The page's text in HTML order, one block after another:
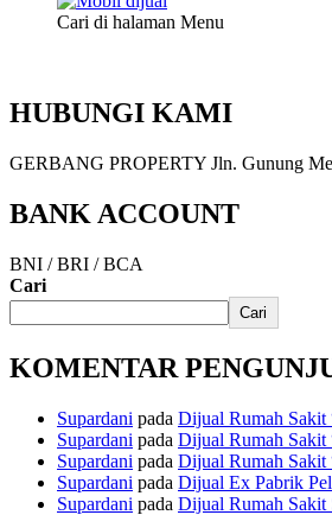
Cari di halaman Menu
HUBUNGI KAMI
GERBANG PROPERTY Jln. Gunung
BANK ACCOUNT
BNI / BRI / BCA
Cari
Cari
KOMENTAR
Supardani pada Dijual Rumah
Supardani pada Dijual Rumah
Supardani pada Dijual Rumah
Supardani pada Dijual Ex Pabrik
Supardani pada Dijual Rumah Sakit